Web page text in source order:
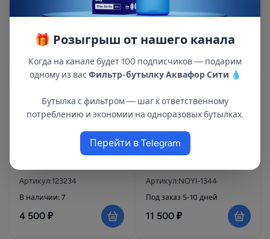
Артикул:453251
В наличии: 7
В наличии: 6
3 500 ₽
Композитный корпус
1054 PERTSEV с ДРС
Артикул:123234
В наличии: 7
4 500 ₽
Корпус фильтра Noyi
1344-2,5" (верх)
Артикул:NOYI-1344
Под заказ 5-10 дней
11 500 ₽
🎁 Розыгрыш от нашего канала
Когда на канале будет 100 подписчиков — подарим
одному из вас Фильтр-бутылку Аквафор Сити 💧
Бутылка с фильтром — шаг к ответственному
потреблению и экономии на одноразовых бутылках.
Перейти в Telegram